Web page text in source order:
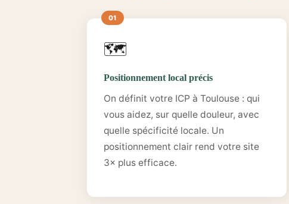
🗺️
Positionnement local précis
On définit votre ICP à Toulouse : qui
vous aidez, sur quelle douleur, avec
quelle spécificité locale. Un
positionnement clair rend votre site
3× plus efficace.